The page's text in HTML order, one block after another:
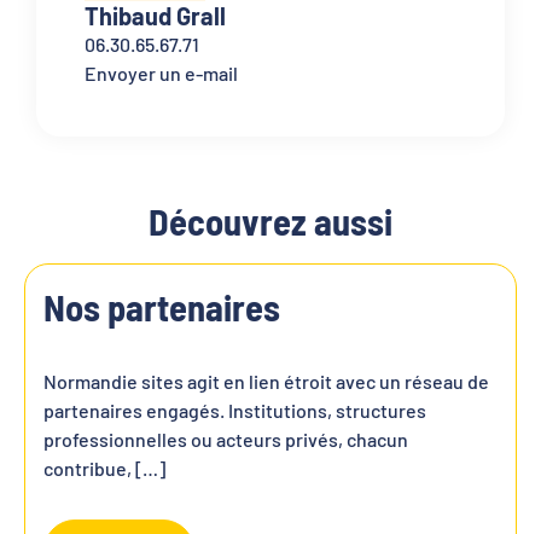
Thibaud Grall
06.30.65.67.71
Envoyer un e-mail
Découvrez aussi
Nos partenaires
Normandie sites agit en lien étroit avec un réseau de
partenaires engagés. Institutions, structures
professionnelles ou acteurs privés, chacun
contribue, […]